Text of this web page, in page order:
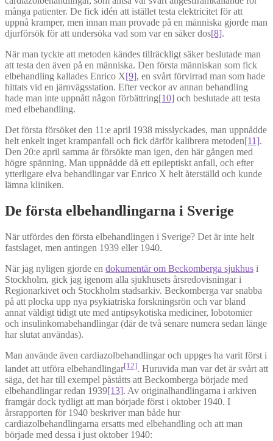
många patienter. De fick idén att istället testa elektricitet för att
uppnå kramper, men innan man provade på en människa gjorde man
djurförsök för att undersöka vad som var en säker dos[8].
När man tyckte att metoden kändes tillräckligt säker beslutade man
att testa den även på en människa. Den första människan som fick
elbehandling kallades Enrico X[9], en svårt förvirrad man som hade
hittats vid en järnvägsstation. Efter veckor av annan behandling
hade man inte uppnått någon förbättring[10] och beslutade att testa
med elbehandling.
Det första försöket den 11:e april 1938 misslyckades, man uppnådde
helt enkelt inget krampanfall och fick därför kalibrera metoden[11].
Den 20:e april samma år försökte man igen, den här gången med
högre spänning. Man uppnådde då ett epileptiskt anfall, och efter
ytterligare elva behandlingar var Enrico X helt återställd och kunde
lämna kliniken.
De första elbehandlingarna i Sverige
När utfördes den första elbehandlingen i Sverige? Det är inte helt
fastslaget, men antingen 1939 eller 1940.
När jag nyligen gjorde en dokumentär om Beckomberga sjukhus i
Stockholm, gick jag igenom alla sjukhusets årsredovisningar i
Regionarkivet och Stockholm stadsarkiv. Beckomberga var snabba
på att plocka upp nya psykiatriska forskningsrön och var bland
annat väldigt tidigt ute med antipsykotiska mediciner, lobotomier
och insulinkomabehandlingar (där de två senare numera sedan länge
har slutat användas).
Man använde även cardiazolbehandlingar och uppges ha varit först i
landet att utföra elbehandlingar[12]. Huruvida man var det är svårt att
säga, det har till exempel påståtts att Beckomberga började med
elbehandlingar redan 1939[13]. Av originalhandlingarna i arkiven
framgår dock tydligt att man började först i oktober 1940. I
årsrapporten för 1940 beskriver man både hur
cardiazolbehandlingarna ersatts med elbehandling och att man
började med dessa i just oktober 1940: